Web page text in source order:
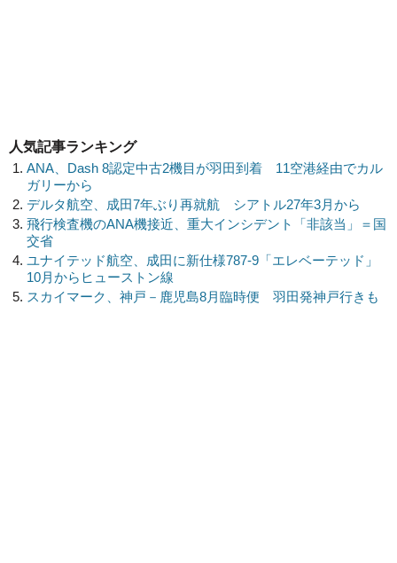
人気記事ランキング
ANA、Dash 8認定中古2機目が羽田到着 11空港経由でカル
ガリーから
デルタ航空、成田7年ぶり再就航 シアトル27年3月から
飛行検査機のANA機接近、重大インシデント「非該当」＝国
交省
ユナイテッド航空、成田に新仕様787-9「エレベーテッド」
10月からヒューストン線
スカイマーク、神戸－鹿児島8月臨時便 羽田発神戸行きも